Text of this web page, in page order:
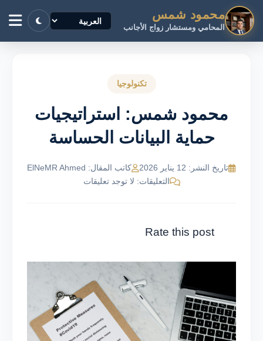
محمود شمس
المحامي ومستشار زواج الأجانب
تكنولوجيا
محمود شمس: استراتيجيات
حماية البيانات الحساسة
تاريخ النشر: 12 يناير 2026
كاتب المقال: ElNeMR Ahmed
التعليقات: لا توجد تعليقات
Rate this post